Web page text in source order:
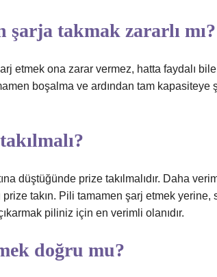
şarja takmak zararlı mı?
etmek ona zarar vermez, hatta faydalı
boşalma ve ardından tam
düştüğünde prize takılmalıdır. Daha
takın. Pili tamamen şarj etmek yerine,
piliniz için en verimli olanıdır.
doğru mu?